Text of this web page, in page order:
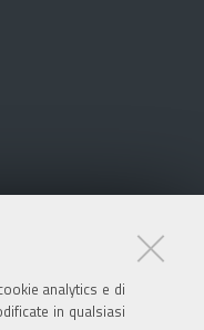
analytics e di
in qualsiasi